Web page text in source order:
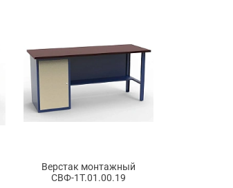
Верстак монтажный
СВФ-1Т.01.00.19